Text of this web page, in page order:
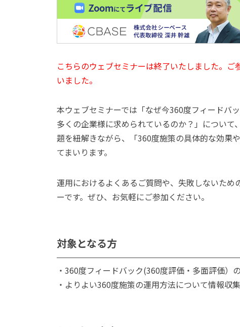
こちらのウェブセミナーは終了いたしました。
いました。
本ウェブセミナーでは「なぜ今360度フィードバ
多くの企業様に求められているのか？」について
題を紐解きながら、「360度施策の具体的な効果
てまいります。
運用におけるよくあるご質問や、失敗しないため
ーです。ぜひ、お気軽にご参加ください。
対象となる方
・360度フィードバック(360度評価・多面評価）
・よりよい360度施策の運用方法について情報収